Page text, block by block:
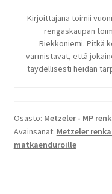
Kirjoittajana toimii
rengaskaupan
Riekkoniemi. Pitkä
varmistavat, että
täydellisesti heidän
Osasto: Metzeler - MP
Avainsanat: Metzeler
matkaenduroille